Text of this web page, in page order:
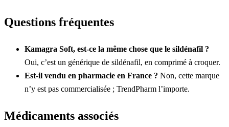
Questions fréquentes
Kamagra Soft, est-ce la même chose que le sildénafil ?
Oui, c’est un générique de sildénafil, en comprimé à croquer.
Est-il vendu en pharmacie en France ? Non, cette marque
n’y est pas commercialisée ; TrendPharm l’importe.
Médicaments associés